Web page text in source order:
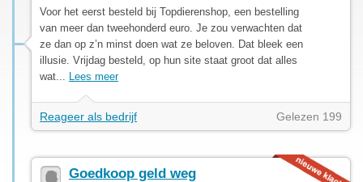
Voor het eerst besteld bij Topdierenshop, een bestelling
van meer dan tweehonderd euro. Je zou verwachten dat
ze dan op z’n minst doen wat ze beloven. Dat bleek een
illusie. Vrijdag besteld, op hun site staat groot dat alles
wat... Lees meer
Reageer als bedrijf Gelezen 199
Goedkoop geld weg